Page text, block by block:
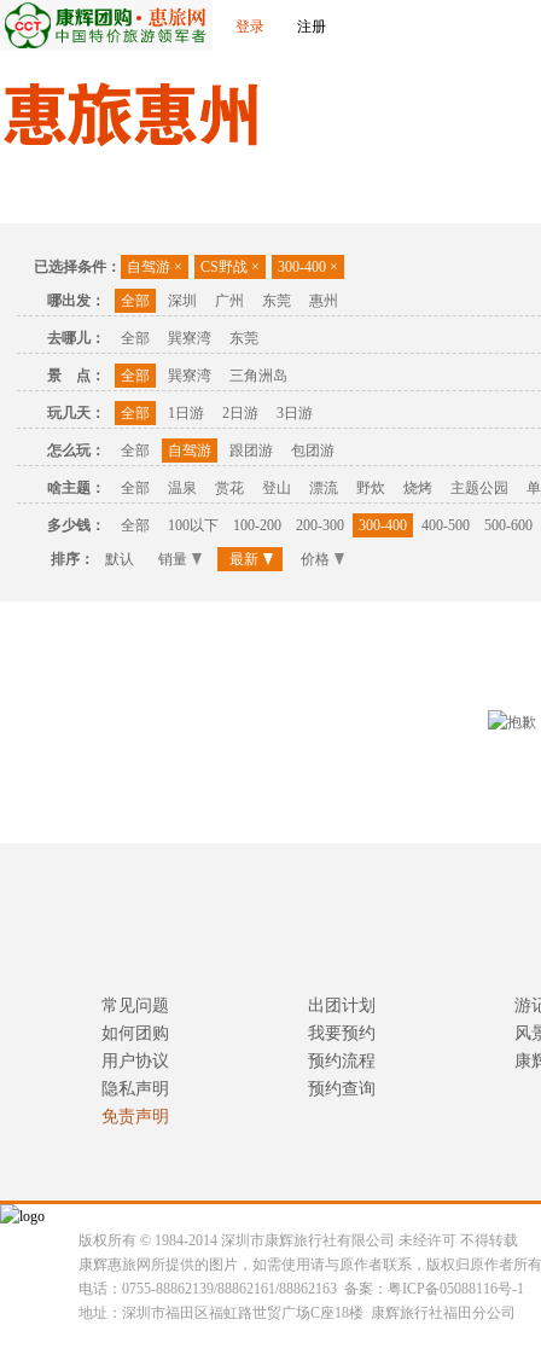
登录 注册
已选择条件： 自驾游 × CS野战 × 300-400 ×
哪出发：
全部 深圳 广州 东莞 惠州
去哪儿： 全部 巽寮湾 东莞
景 点： 全部 巽寮湾 三角洲岛
玩几天： 全部 1日游 2日游 3日游
怎么玩： 全部 自驾游 跟团游 包团游
啥主题： 全部 温泉 赏花 登山 漂流 野炊 烧烤 主题公园
多少钱： 全部 100以下 100-200 200-300 300-400 400-500
500-600
排序：
默认 销量 最新 价格
常见问题
如何团购
用户协议
隐私声明
免责声明
出团计划
我要预约
预约流程
预约查询
游
风
康
版权所有 © 1984-2014 深圳市康辉旅行社有限公司 未经许可 不得转载
康辉惠旅网所提供的图片，如需使用请与原作者联系，版权归原作者所
电话：0755-88862139/88862161/88862163 备案：粤ICP备05088116号-1
地址：深圳市福田区福虹路世贸广场C座18楼 康辉旅行社福田分公司